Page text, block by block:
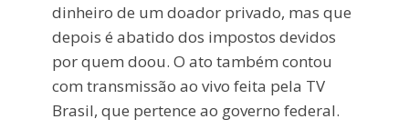
dinheiro de um doador privado, mas que
depois é abatido dos impostos devidos
por quem doou. O ato também contou
com transmissão ao vivo feita pela TV
Brasil, que pertence ao governo federal.